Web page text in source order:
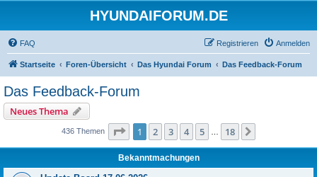
HYUNDAIFORUM.DE
FAQ Anmelden
Registrieren
Startseite Foren-Übersicht Das Hyundai Forum Das Feedback-Forum
Das Feedback-Forum
Neues Thema
436 Themen Seite 1von 18
1 2 3 4 5 18
Bekanntmachungen